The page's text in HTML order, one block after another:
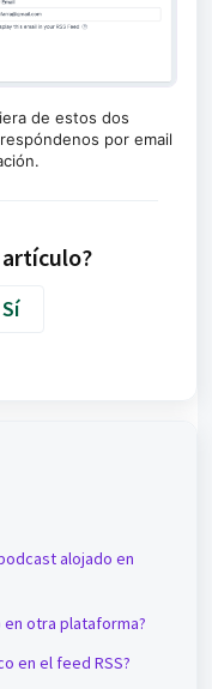
de estos dos
por email
Sí
alojado en
otra plataforma?
en el feed RSS?